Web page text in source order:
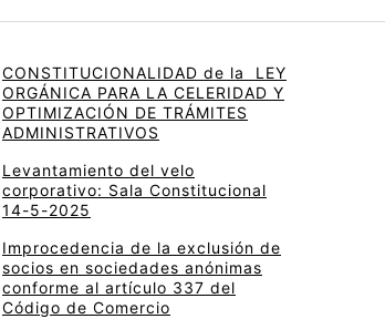
CONSTITUCIONALIDAD de la LEY
ORGÁNICA PARA LA CELERIDAD Y
OPTIMIZACIÓN DE TRÁMITES
ADMINISTRATIVOS
Levantamiento del velo
corporativo: Sala Constitucional
14-5-2025
Improcedencia de la exclusión de
socios en sociedades anónimas
conforme al artículo 337 del
Código de Comercio